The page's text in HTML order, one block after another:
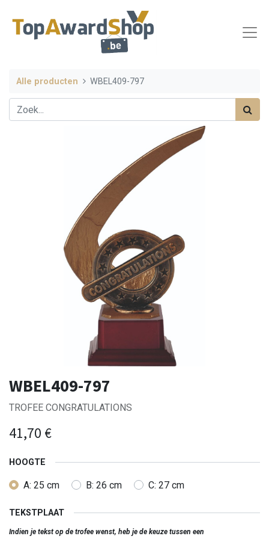
Alle producten WBEL409-797
WBEL409-797
TROFEE CONGRATULATIONS
41,70 €
HOOGTE
A: 25 cm B: 26 cm C: 27 cm
TEKSTPLAAT
Indien je tekst op de trofee wenst, heb je de keuze tussen een